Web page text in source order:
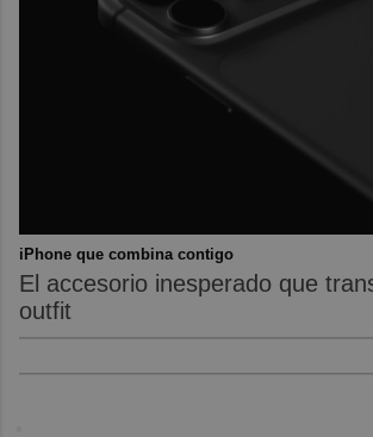
iPhone que combina contigo
El accesorio inesperado que
outfit